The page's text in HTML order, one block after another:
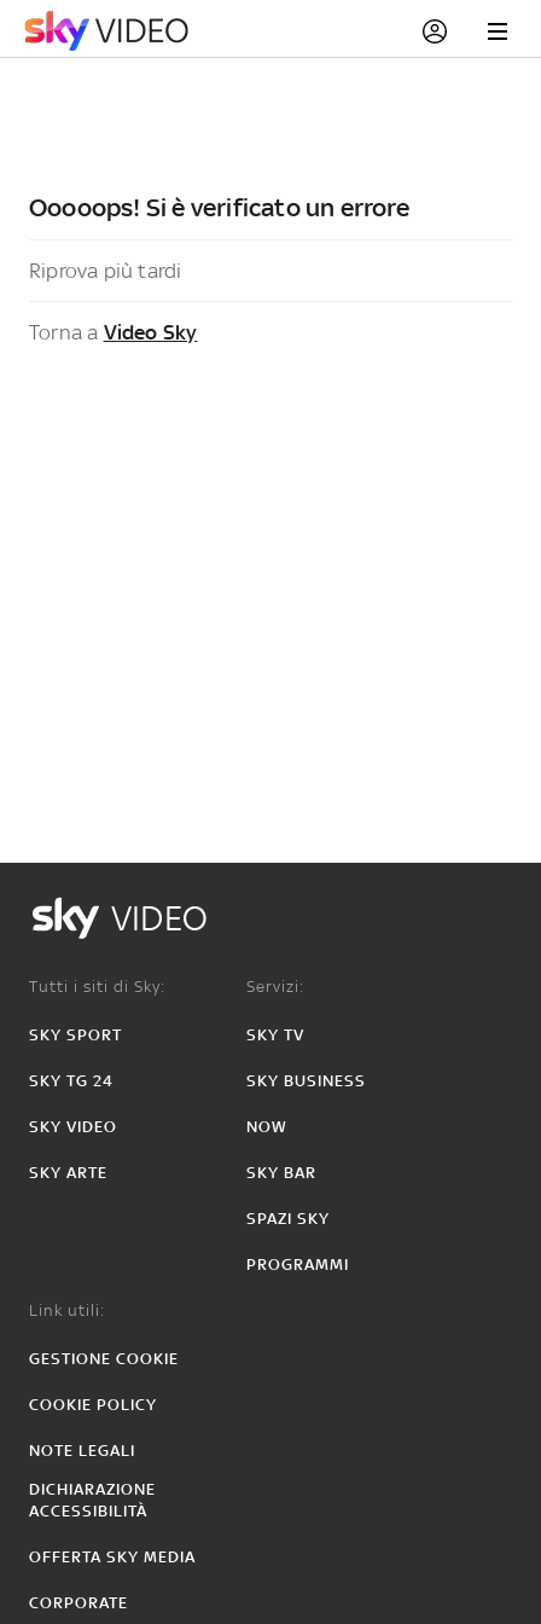
Ooooops! Si è verificato un errore
Riprova più tardi
Torna a Video Sky
VIDEO
Tutti i siti di Sky:
SKY SPORT
SKY TG 24
SKY VIDEO
SKY ARTE
Servizi:
SKY TV
SKY BUSINESS
NOW
SKY BAR
SPAZI SKY
PROGRAMMI
Link utili:
GESTIONE COOKIE
COOKIE POLICY
NOTE LEGALI
DICHIARAZIONE
ACCESSIBILITÀ
OFFERTA SKY MEDIA
CORPORATE